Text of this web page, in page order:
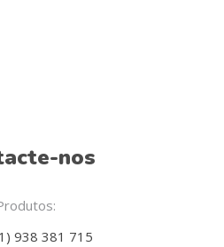
nos
938 381 715